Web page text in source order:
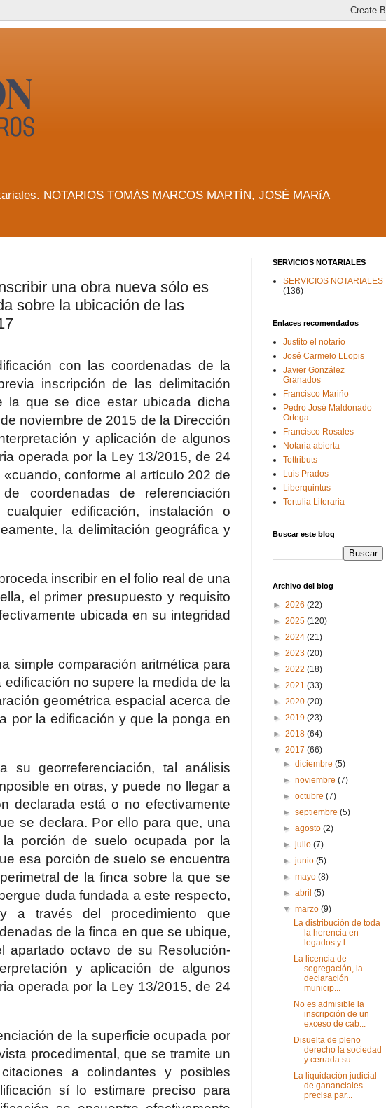
NOTARIOS TOMÁS MARCOS MARTÍN, JOSÉ MARíA
una obra nueva sólo es
sobre la ubicación de las
con las coordenadas de la
inscripción de las delimitación
la que se dice estar ubicada dicha
noviembre de 2015 de la Dirección
y aplicación de algunos
operada por la Ley 13/2015, de 24
conforme al artículo 202 de
coordenadas de referenciación
edificación, instalación o
la delimitación geográfica y
inscribir en el folio real de una
el primer presupuesto y requisito
ubicada en su integridad
simple comparación aritmética para
no supere la medida de la
geométrica espacial acerca de
por la edificación y que la ponga en
su georreferenciación, tal análisis
en otras, y puede no llegar a
declarada está o no efectivamente
se declara. Por ello para que, una
porción de suelo ocupada por la
esa porción de suelo se encuentra
de la finca sobre la que se
duda fundada a este respecto,
a través del procedimiento que
de la finca en que se ubique,
apartado octavo de su Resolución-
y aplicación de algunos
operada por la Ley 13/2015, de 24
de la superficie ocupada por
procedimental, que se tramite un
a colindantes y posibles
sí lo estimare preciso para
SERVICIOS NOTARIALES
SERVICIOS NOTARIALES
(136)
Enlaces recomendados
Justito el notario
José Carmelo LLopis
Javier González
Granados
Francisco Mariño
Pedro José Maldonado
Ortega
Francisco Rosales
Notaria abierta
Tottributs
Luis Prados
Liberquintus
Tertulia Literaria
Buscar este blog
Archivo del blog
► 2026 (22)
► 2025 (120)
► 2024 (21)
► 2023 (20)
► 2022 (18)
► 2021 (33)
► 2020 (20)
► 2019 (23)
► 2018 (64)
▼ 2017 (66)
►diciembre(5)
►noviembre(7)
►octubre(7)
►septiembre(5)
►agosto(2)
►julio(7)
►junio(5)
►mayo(8)
►abril(5)
▼marzo(9)
La distribución de toda
la herencia en
legados y l...
La licencia de
segregación, la
declaración
municip...
No es admisible la
inscripción de un
exceso de cab...
Disuelta de pleno
derecho la sociedad
y cerrada su...
La liquidación judicial
de gananciales
precisa par...